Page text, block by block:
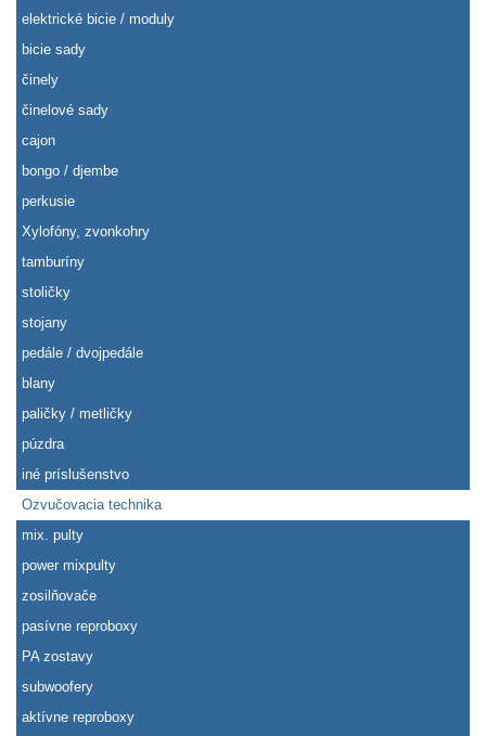
elektrické bicie / moduly
bicie sady
činely
činelové sady
cajon
bongo / djembe
perkusie
Xylofóny, zvonkohry
tamburíny
stoličky
stojany
pedále / dvojpedále
blany
paličky / metličky
púzdra
iné príslušenstvo
Ozvučovacia technika
mix. pulty
power mixpulty
zosilňovače
pasívne reproboxy
PA zostavy
subwoofery
aktívne reproboxy